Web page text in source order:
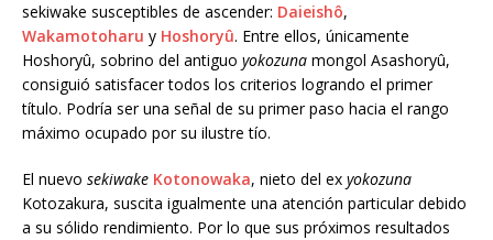
sekiwake susceptibles de ascender: Daieishô,
Wakamotoharu y Hoshoryû. Entre ellos, únicamente
Hoshoryû, sobrino del antiguo yokozuna mongol Asashoryû,
consiguió satisfacer todos los criterios logrando el primer
título. Podría ser una señal de su primer paso hacia el rango
máximo ocupado por su ilustre tío.
El nuevo sekiwake Kotonowaka, nieto del ex yokozuna
Kotozakura, suscita igualmente una atención particular debido
a su sólido rendimiento. Por lo que sus próximos resultados